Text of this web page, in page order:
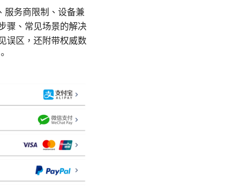
服务商限制、设备兼
骤、常见场景的解决
误区，还附带权威数